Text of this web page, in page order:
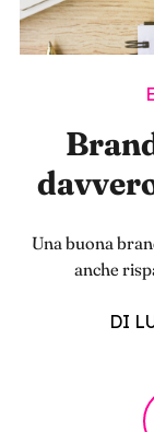
Una buona
anche
DI